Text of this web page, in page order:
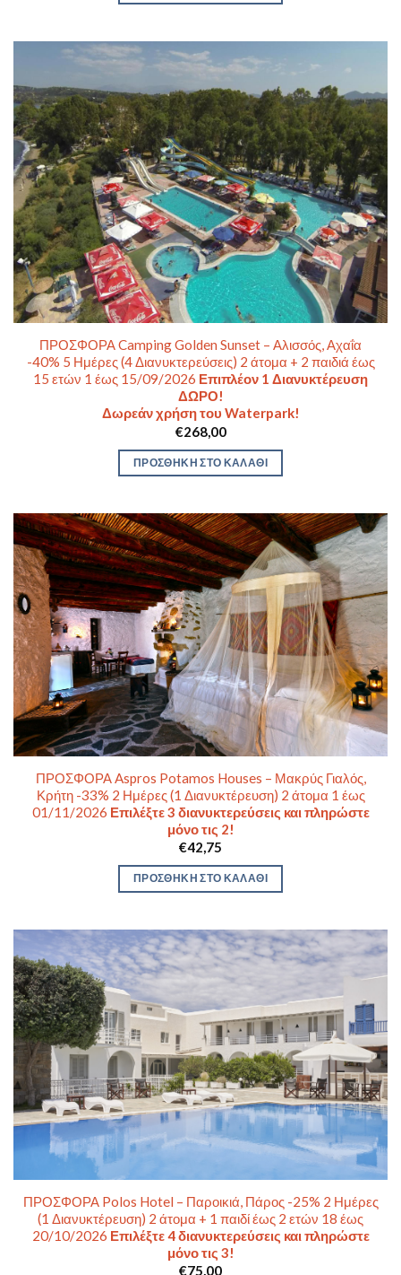
ΠΡΟΣΦΟΡΑ Camping Golden Sunset – Αλισσός, Αχαΐα
-40% 5 Ημέρες (4 Διανυκτερεύσεις) 2 άτομα + 2 παιδιά έως
15 ετών 1 έως 15/09/2026 Επιπλέον 1 Διανυκτέρευση
ΔΩΡΟ!
Δωρεάν χρήση του Waterpark!
€268,00
ΠΡΟΣΘΉΚΗ ΣΤΟ ΚΑΛΆΘΙ
ΠΡΟΣΦΟΡΑ Aspros Potamos Houses – Μακρύς Γιαλός,
Κρήτη -33% 2 Ημέρες (1 Διανυκτέρευση) 2 άτομα 1 έως
01/11/2026 Επιλέξτε 3 διανυκτερεύσεις και πληρώστε
μόνο τις 2!
€42,75
ΠΡΟΣΘΉΚΗ ΣΤΟ ΚΑΛΆΘΙ
ΠΡΟΣΦΟΡΑ Polos Hotel – Παροικιά, Πάρος -25% 2 Ημέρες
(1 Διανυκτέρευση) 2 άτομα + 1 παιδί έως 2 ετών 18 έως
20/10/2026 Επιλέξτε 4 διανυκτερεύσεις και πληρώστε
μόνο τις 3!
€75,00